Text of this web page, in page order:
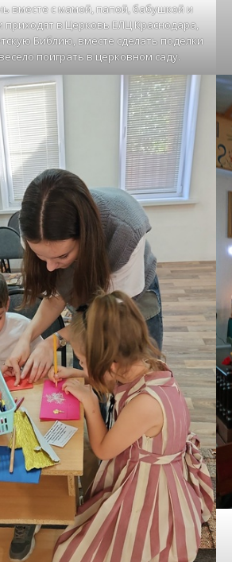
вместе с мамой, папой, бабушкой и
в Церковь ЕЛЦ Краснодара,
Библию, вместе сделать поделки
поиграть в церковном саду.